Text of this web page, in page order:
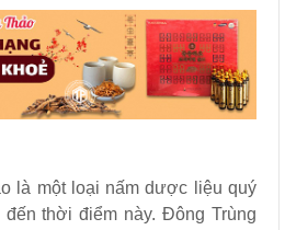
là một loại nấm dược liệu quý
thời điểm này. Đông Trùng